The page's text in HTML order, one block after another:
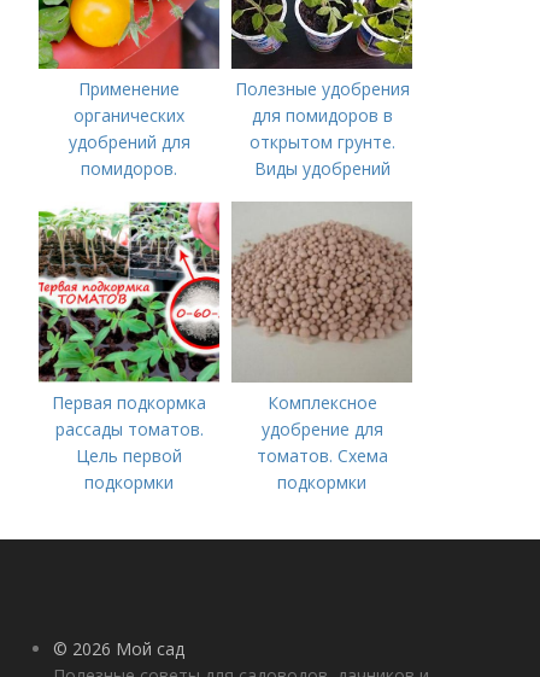
Применение
органических
удобрений для
помидоров.
удобрения для
томатов
Полезные удобрения
для помидоров в
открытом грунте.
Виды удобрений
Первая подкормка
рассады томатов.
Цель первой
подкормки
Комплексное
удобрение для
томатов. Схема
подкормки
рассады до сбора
© 2026 Мой сад